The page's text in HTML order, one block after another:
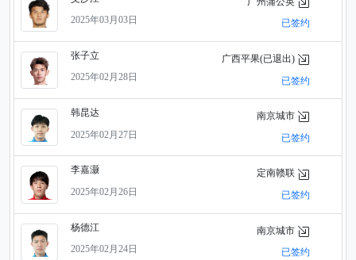
2025年03月03日
已签约
张子立
2025年02月28日
广西平果(已退出)
已签约
韩昆达
2025年02月27日
南京城市
已签约
李嘉灏
2025年02月26日
定南赣联
已签约
杨德江
2025年02月24日
南京城市
已签约